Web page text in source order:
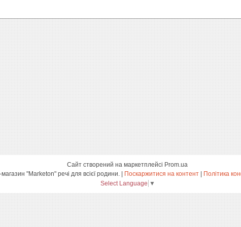
Сайт створений на маркетплейсі Prom.ua
Поскаржитися на контент
Політика
Select Language ▼